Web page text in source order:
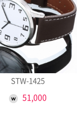
STW-1425
51,000